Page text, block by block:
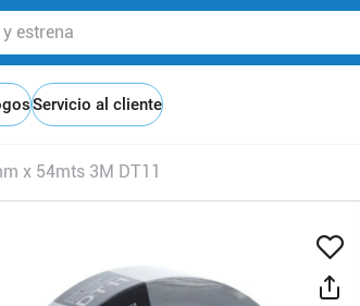
Servicio al cliente
x 54mts 3M DT11